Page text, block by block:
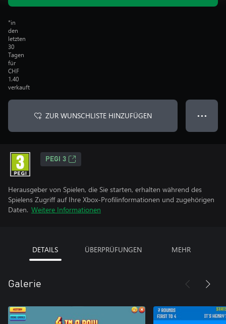
*in
den
letzten
30
Tagen
für
CHF
1.40
verkauft
ZUR WUNSCHLISTE HINZUFÜGEN ● ● ●
PEGI 3
Herausgeber von Spielen, die Sie starten, erhalten während des
Spielens Zugriff auf Ihre Xbox-Profilinformationen und zugehörigen
Daten. Weitere Informationen
DETAILS ÜBERPRÜFUNGEN MEHR
Galerie